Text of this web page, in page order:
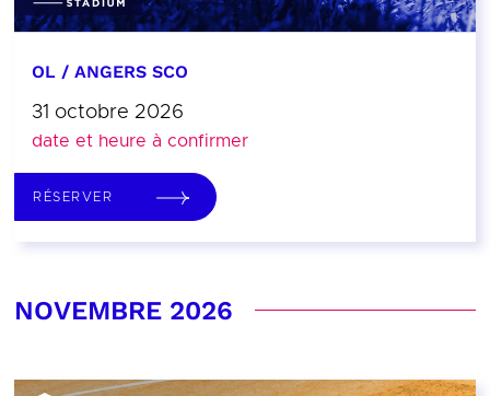
OL / ANGERS SCO
31 octobre 2026
date et heure à confirmer
RÉSERVER
NOVEMBRE 2026